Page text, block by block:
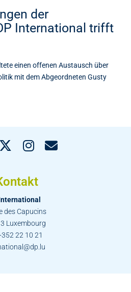
der
International trifft
einen offenen Austausch über
mit dem Abgeordneten Gusty
des Capucins
Luxembourg
22 10 21